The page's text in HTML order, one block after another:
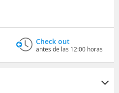
Check out
antes de las 12:00 horas